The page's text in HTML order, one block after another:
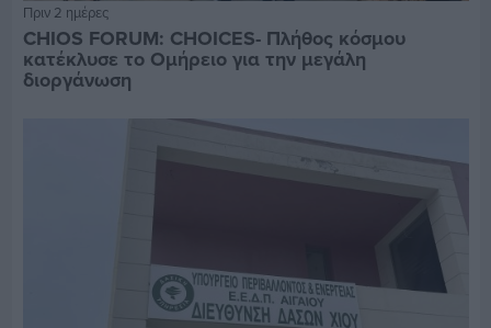
Πριν 2 ημέρες
CHIOS FORUM: CHOICES- Πλήθος κόσμου
κατέκλυσε το Ομήρειο για την μεγάλη
διοργάνωση